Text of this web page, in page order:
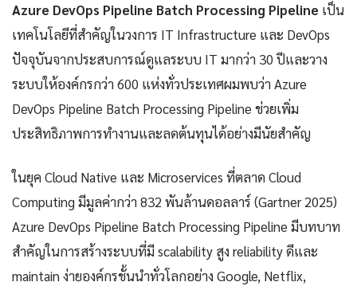
Azure DevOps Pipeline Batch Processing Pipeline เป็น
เทคโนโลยีที่สำคัญในวงการ IT Infrastructure และ DevOps
ปัจจุบันจากประสบการณ์ดูแลระบบ IT มากว่า 30 ปีและวาง
ระบบให้องค์กรกว่า 600 แห่งทั่วประเทศผมพบว่า Azure
DevOps Pipeline Batch Processing Pipeline ช่วยเพิ่ม
ประสิทธิภาพการทำงานและลดต้นทุนได้อย่างมีนัยสำคัญ
ในยุค Cloud Native และ Microservices ที่ตลาด Cloud
Computing มีมูลค่ากว่า 832 พันล้านดอลลาร์ (Gartner 2025)
Azure DevOps Pipeline Batch Processing Pipeline มีบทบาท
สำคัญในการสร้างระบบที่มี scalability สูง reliability ดีและ
maintain ง่ายองค์กรชั้นนำทั่วโลกอย่าง Google, Netflix,